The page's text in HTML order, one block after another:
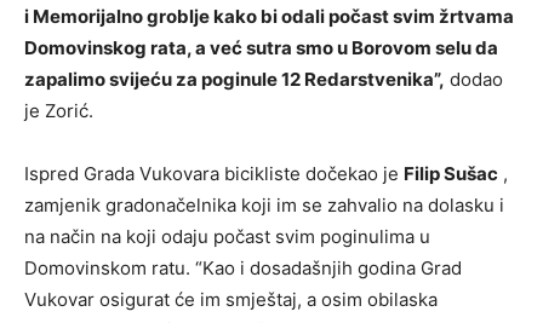
i Memorijalno groblje kako bi odali počast svim žrtvama
Domovinskog rata, a već sutra smo u Borovom selu da
zapalimo svijeću za poginule 12 Redarstvenika”, dodao
je Zorić.
Ispred Grada Vukovara bicikliste dočekao je Filip Sušac ,
zamjenik gradonačelnika koji im se zahvalio na dolasku i
na način na koji odaju počast svim poginulima u
Domovinskom ratu. “Kao i dosadašnjih godina Grad
Vukovar osigurat će im smještaj, a osim obilaska